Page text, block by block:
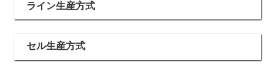
ライン生産方式
セル生産方式